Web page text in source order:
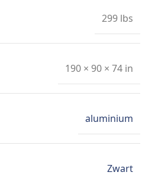
299 lbs
190 × 90 × 74 in
aluminium
Zwart